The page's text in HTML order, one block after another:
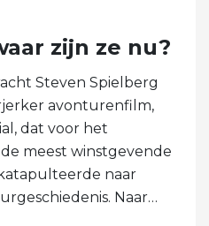
zijn ze nu?
Steven Spielberg
avonturenfilm,
dat voor het
meest winstgevende
naar
Naar…